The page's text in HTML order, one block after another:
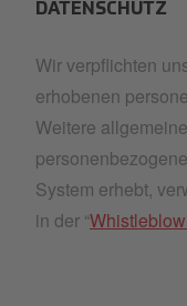
DATENSCHUTZ
Wir verpflichten
erhobenen
Weitere
System erhebt,
in der “